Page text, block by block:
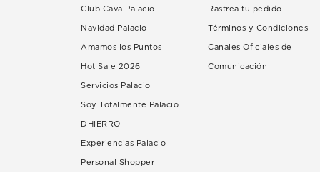
Club Cava Palacio
Navidad Palacio
Amamos los Puntos
Hot Sale 2026
Servicios Palacio
Soy Totalmente Palacio
DHIERRO
Experiencias Palacio
Personal Shopper
Rastrea tu pedido
Términos y Condiciones
Canales Oficiales de
Comunicación